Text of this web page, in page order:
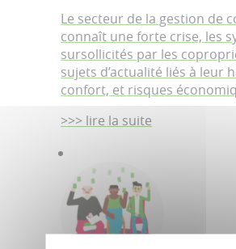
Le secteur de la gestion de
connaît une forte crise, les
sursollicités par les
sujets d’actualité liés à leur
confort, et risques
>>> lire la suite